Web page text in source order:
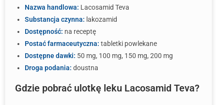
Nazwa handlowa: Lacosamid Teva
Substancja czynna: lakozamid
Dostępność: na receptę
Postać farmaceutyczna: tabletki powlekane
Dostępne dawki: 50 mg, 100 mg, 150 mg, 200 mg
Droga podania: doustna
Gdzie pobrać ulotkę leku Lacosamid Teva?